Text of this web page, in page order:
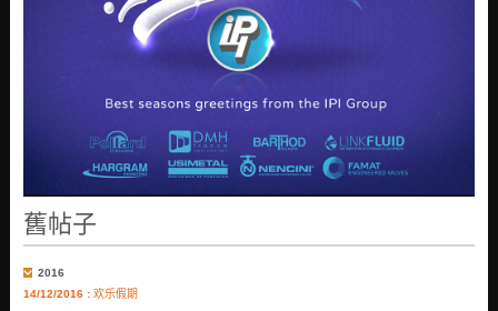
舊帖子
2016
14/12/2016 :欢乐假期